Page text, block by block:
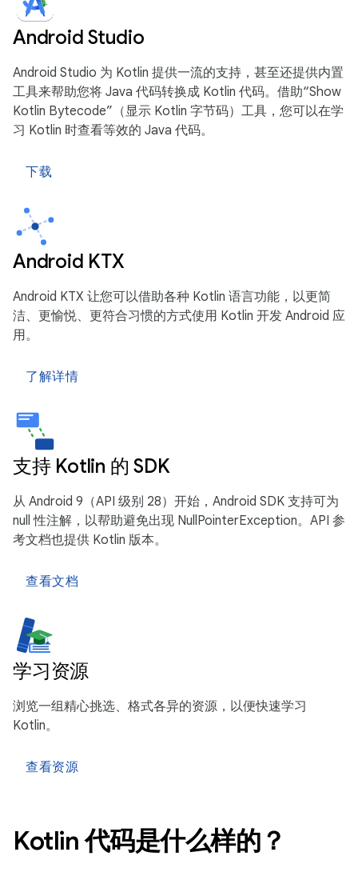
Android Studio
Android Studio 为 Kotlin 提供一流的支持，甚至还提供内置
工具来帮助您将 Java 代码转换成 Kotlin 代码。借助“Show
Kotlin Bytecode”（显示 Kotlin 字节码）工具，您可以在学
习 Kotlin 时查看等效的 Java 代码。
下载
Android KTX
Android KTX 让您可以借助各种 Kotlin 语言功能，以更简
洁、更愉悦、更符合习惯的方式使用 Kotlin 开发 Android 应
用。
了解详情
支持 Kotlin 的 SDK
从 Android 9（API 级别 28）开始，Android SDK 支持可为
null 性注解，以帮助避免出现 NullPointerException。API 参
考文档也提供 Kotlin 版本。
查看文档
学习资源
浏览一组精心挑选、格式各异的资源，以便快速学习
Kotlin。
查看资源
Kotlin 代码是什么样的？